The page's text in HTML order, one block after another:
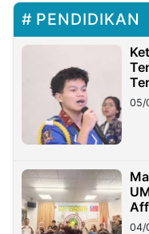
PENDIDIKAN
05/
04/